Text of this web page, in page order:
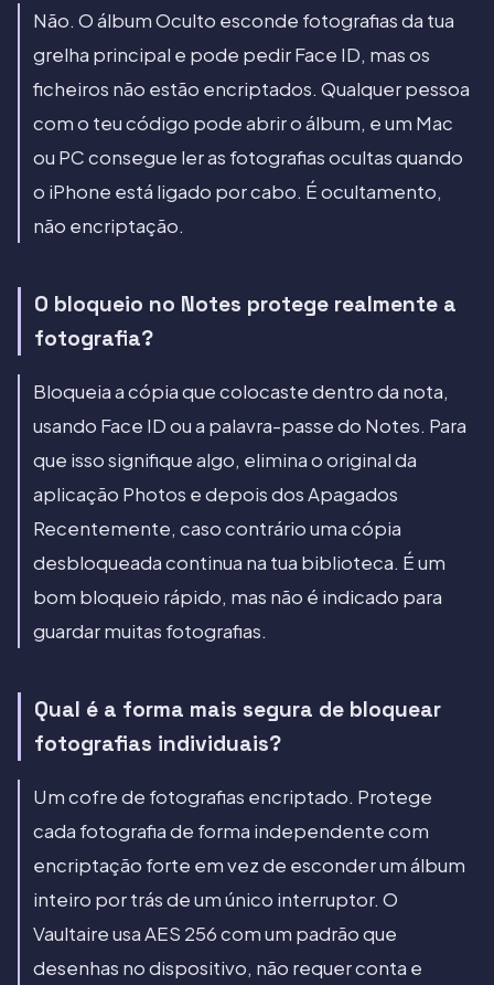
Não. O álbum Oculto esconde fotografias da tua
grelha principal e pode pedir Face ID, mas os
ficheiros não estão encriptados. Qualquer pessoa
com o teu código pode abrir o álbum, e um Mac
ou PC consegue ler as fotografias ocultas quando
o iPhone está ligado por cabo. É ocultamento,
não encriptação.
O bloqueio no Notes protege realmente a
fotografia?
Bloqueia a cópia que colocaste dentro da nota,
usando Face ID ou a palavra-passe do Notes. Para
que isso signifique algo, elimina o original da
aplicação Photos e depois dos Apagados
Recentemente, caso contrário uma cópia
desbloqueada continua na tua biblioteca. É um
bom bloqueio rápido, mas não é indicado para
guardar muitas fotografias.
Qual é a forma mais segura de bloquear
fotografias individuais?
Um cofre de fotografias encriptado. Protege
cada fotografia de forma independente com
encriptação forte em vez de esconder um álbum
inteiro por trás de um único interruptor. O
Vaultaire usa AES 256 com um padrão que
desenhas no dispositivo, não requer conta e